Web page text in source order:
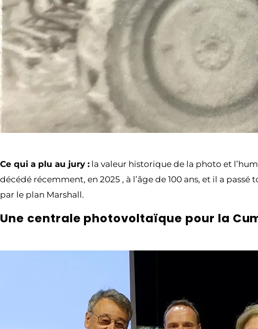
Ce qui a plu au jury : la valeur historique de la photo et
décédé récemment, en 2025 , à l’âge de 100 ans, et il a
par le plan Marshall.
Une centrale photovoltaïque pour la